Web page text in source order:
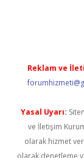
Reklam ve
Yasal Uyarı:
ve İletişim
olarak hizmet
olarak denetleme